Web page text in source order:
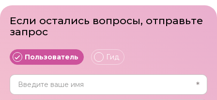
Если остались вопросы, отправьте
запрос
Пользователь Гид